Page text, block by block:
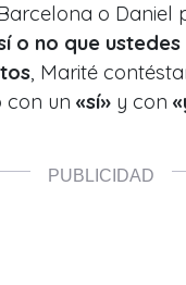
o Daniel
o no que
, Marité
con un «sí» y con